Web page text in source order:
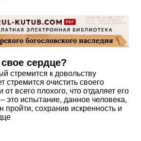
сердце?
стремится к довольству
стремится очистить своего
от всего плохого, что отдаляет его
это испытание, данное человека,
пройти, сохранив искренность и